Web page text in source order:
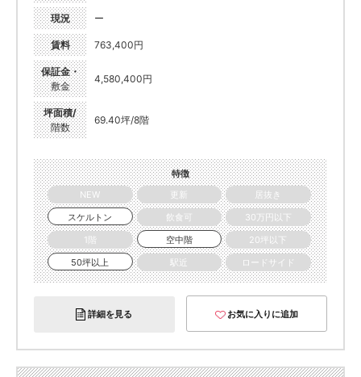
現況 ー
賃料 763,400円
保証金・
敷金
4,580,400円
坪面積/
階数
69.40坪/8階
特徴
NEW
更新
居抜き
スケルトン
飲食可
30万円以下
1階
空中階
20坪以下
50坪以上
駅近 ロードサイド
詳細を見る お気に入りに追加